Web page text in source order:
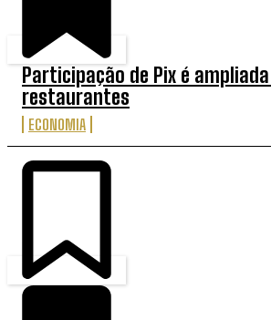
Participação de Pix é
restaurantes
ECONOMIA